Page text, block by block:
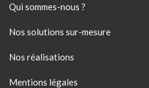
Qui sommes-nous ?
Nos solutions sur-mesure
Nos réalisations
Mentions légales